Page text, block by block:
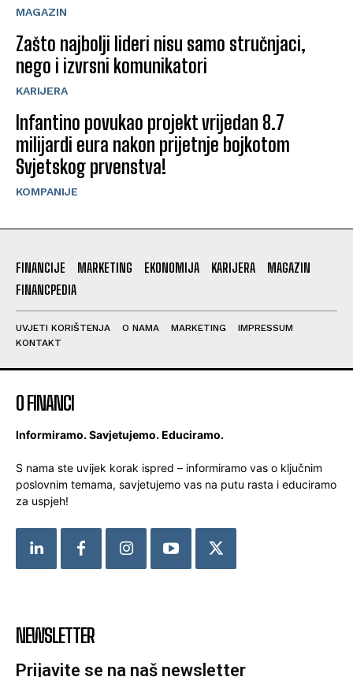
MAGAZIN
Zašto najbolji lideri nisu samo stručnjaci,
nego i izvrsni komunikatori
KARIJERA
Infantino povukao projekt vrijedan 8.7
milijardi eura nakon prijetnje bojkotom
Svjetskog prvenstva!
KOMPANIJE
FINANCIJE MARKETING EKONOMIJA KARIJERA
MAGAZIN
FINANCPEDIA
UVJETI KORIŠTENJA O NAMA MARKETING
IMPRESSUM
KONTAKT
O FINANCI
Informiramo. Savjetujemo. Educiramo.
S nama ste uvijek korak ispred – informiramo vas o ključnim
poslovnim temama, savjetujemo vas na putu rasta i educiramo
za uspjeh!
NEWSLETTER
Prijavite se na naš newsletter